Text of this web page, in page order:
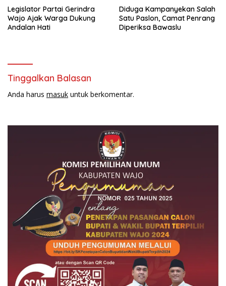
Legislator Partai Gerindra
Wajo Ajak Warga Dukung
Andalan Hati
Diduga Kampanyekan Salah
Satu Paslon, Camat Penrang
Diperiksa Bawaslu
Tinggalkan Balasan
Anda harus masuk untuk berkomentar.